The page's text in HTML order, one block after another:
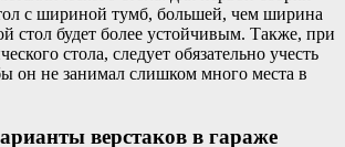
с шириной тумб, большей, чем ширина
стол будет более устойчивым. Также, при
стола, следует обязательно учесть
он не занимал слишком много места в
верстаков в гараже